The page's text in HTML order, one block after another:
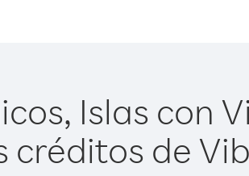
Islas con
créditos de